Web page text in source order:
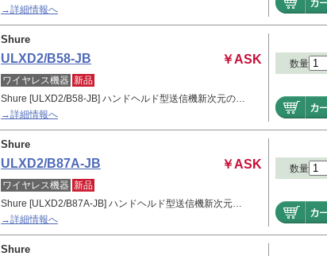
→詳細情報へ
Shure
ULXD2/B58-JB ￥ASK
ワイヤレス機器 新品
Shure [ULXD2/B58-JB] ハンドヘルド型送信機新次元の…
→詳細情報へ
数量
Shure
ULXD2/B87A-JB ￥ASK
ワイヤレス機器 新品
Shure [ULXD2/B87A-JB] ハンドヘルド型送信機新次元…
→詳細情報へ
数量
Shure